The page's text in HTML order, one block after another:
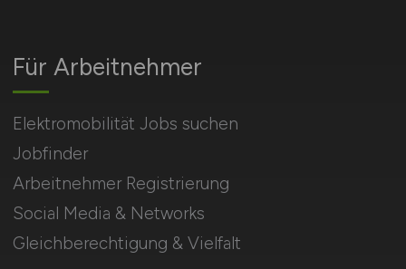
Für Arbeitnehmer
Elektromobilität Jobs suchen
Jobfinder
Arbeitnehmer Registrierung
Social Media & Networks
Gleichberechtigung & Vielfalt